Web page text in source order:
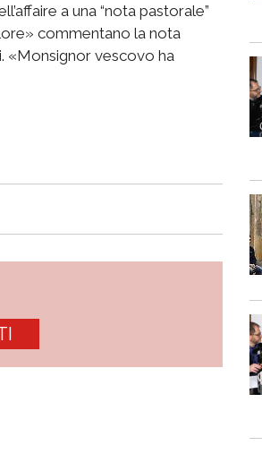
a una “nota pastorale”
commentano la nota
«Monsignor vescovo ha